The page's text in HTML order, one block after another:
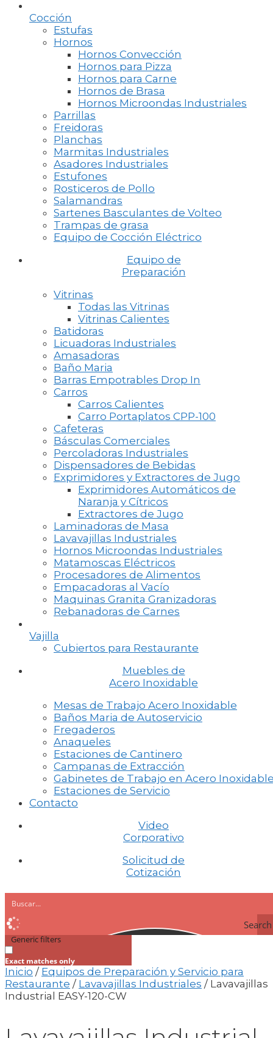
Cocción
Estufas
Hornos
Hornos Convección
Hornos para Pizza
Hornos para Carne
Hornos de Brasa
Hornos Microondas Industriales
Parrillas
Freidoras
Planchas
Marmitas Industriales
Asadores Industriales
Estufones
Rosticeros de Pollo
Salamandras
Sartenes Basculantes de Volteo
Trampas de grasa
Equipo de Cocción Eléctrico
Equipo de
Preparación
Vitrinas
Todas las Vitrinas
Vitrinas Calientes
Batidoras
Licuadoras Industriales
Amasadoras
Baño Maria
Barras Empotrables Drop In
Carros
Carros Calientes
Carro Portaplatos CPP-100
Cafeteras
Básculas Comerciales
Percoladoras Industriales
Dispensadores de Bebidas
Exprimidores y Extractores de Jugo
Exprimidores Automáticos de
Naranja y Cítricos
Extractores de Jugo
Laminadoras de Masa
Lavavajillas Industriales
Hornos Microondas Industriales
Matamoscas Eléctricos
Procesadores de Alimentos
Empacadoras al Vacío
Maquinas Granita Granizadoras
Rebanadoras de Carnes
Vajilla
Cubiertos para Restaurante
Muebles de
Acero Inoxidable
Mesas de Trabajo Acero Inoxidable
Baños Maria de Autoservicio
Fregaderos
Anaqueles
Estaciones de Cantinero
Campanas de Extracción
Gabinetes de Trabajo en Acero
Estaciones de Servicio
Contacto
Video
Corporativo
Solicitud de
Cotización
Search
Generic filters
Exact matches only
Inicio / Equipos de Preparación y Servicio para
Restaurante / Lavavajillas Industriales / Lavavajillas
Industrial EASY-120-CW